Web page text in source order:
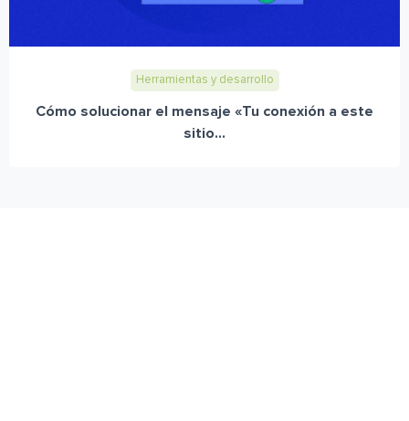
Herramientas y desarrollo
Cómo solucionar el mensaje «Tu conexión a este
sitio...